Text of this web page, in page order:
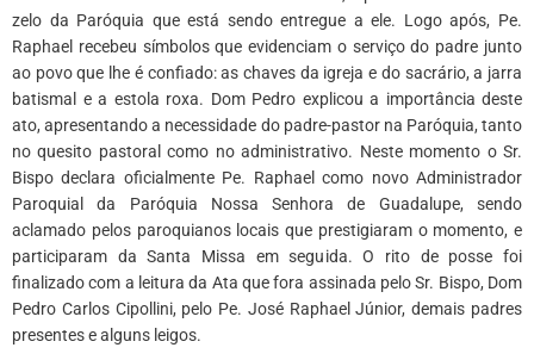
zelo da Paróquia que está sendo entregue a ele. Logo após, Pe.
Raphael recebeu símbolos que evidenciam o serviço do padre junto
ao povo que lhe é confiado: as chaves da igreja e do sacrário, a jarra
batismal e a estola roxa. Dom Pedro explicou a importância deste
ato, apresentando a necessidade do padre-pastor na Paróquia, tanto
no quesito pastoral como no administrativo. Neste momento o Sr.
Bispo declara oficialmente Pe. Raphael como novo Administrador
Paroquial da Paróquia Nossa Senhora de Guadalupe, sendo
aclamado pelos paroquianos locais que prestigiaram o momento, e
participaram da Santa Missa em seguida. O rito de posse foi
finalizado com a leitura da Ata que fora assinada pelo Sr. Bispo, Dom
Pedro Carlos Cipollini, pelo Pe. José Raphael Júnior, demais padres
presentes e alguns leigos.